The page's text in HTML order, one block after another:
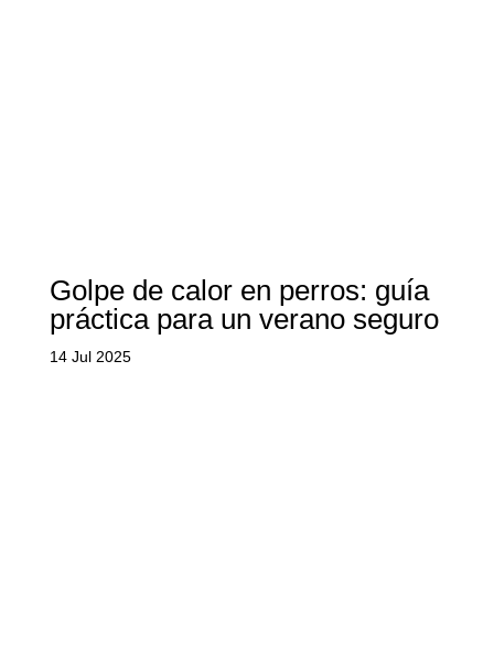
Golpe de calor en perros: guía
práctica para un verano seguro
14 Jul 2025